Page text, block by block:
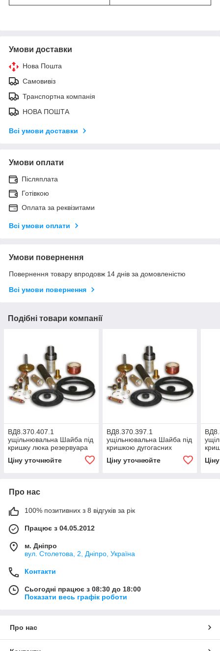
Умови доставки
Нова Пошта
Самовивіз
Транспортна компанія
НОВА ПОШТА
Всі умови доставки
Умови оплати
Післяплата
Готівкою
Оплата за реквізитами
Всі умови оплати
Умови повернення
Повернення товару впродовж 14 днів за домовленістю
Всі умови повернення
Подібні товари компанії
ВД8.370.407.1
ущільнювальна Шайба під
кришку люка резервуара
Ціну уточнюйте
ВД8.370.397.1
ущільнювальна Шайба під
кришкою дугогасних
пристроїв з боку поршня
Ціну уточнюйте
Про нас
100% позитивних з 8 відгуків за рік
Працює з 04.05.2012
м. Дніпро
вул. Столетова, 2, Дніпро, Україна
Контакти
Сьогодні працює з 08:30 до 18:00
Показати весь графік роботи
Про нас